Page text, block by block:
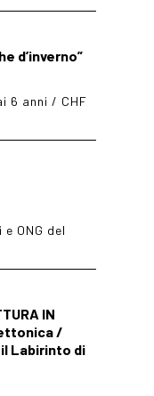
d’inverno”
6 anni / CHF
ONG del
IN
/
il Labirinto di